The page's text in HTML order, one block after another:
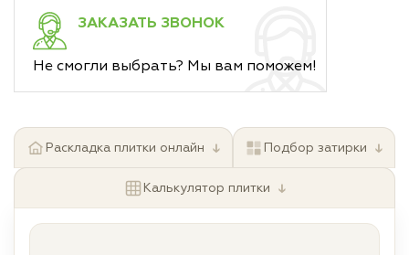
ЗАКАЗАТЬ ЗВОНОК
Не смогли выбрать? Мы вам поможем!
Раскладка плитки онлайн ↓ Подбор затирки ↓
Калькулятор плитки ↓